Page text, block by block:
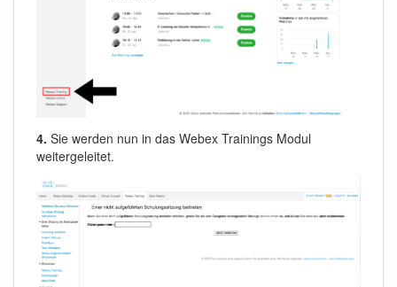
4. Sie werden nun in das Webex Trainings Modul
weitergeleitet.